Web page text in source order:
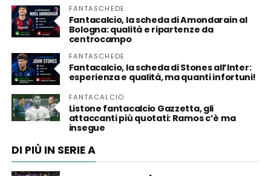
FANTASCHEDE
Fantacalcio, la scheda di Amondarain al
Bologna: qualità e ripartenze da
centrocampo
FANTASCHEDE
Fantacalcio, la scheda di Stones all’Inter:
esperienza e qualità, ma quanti infortuni!
FANTACALCIO
Listone fantacalcio Gazzetta, gli
attaccanti più quotati: Ramos c’è ma
insegue
DI PIÙ IN SERIE A